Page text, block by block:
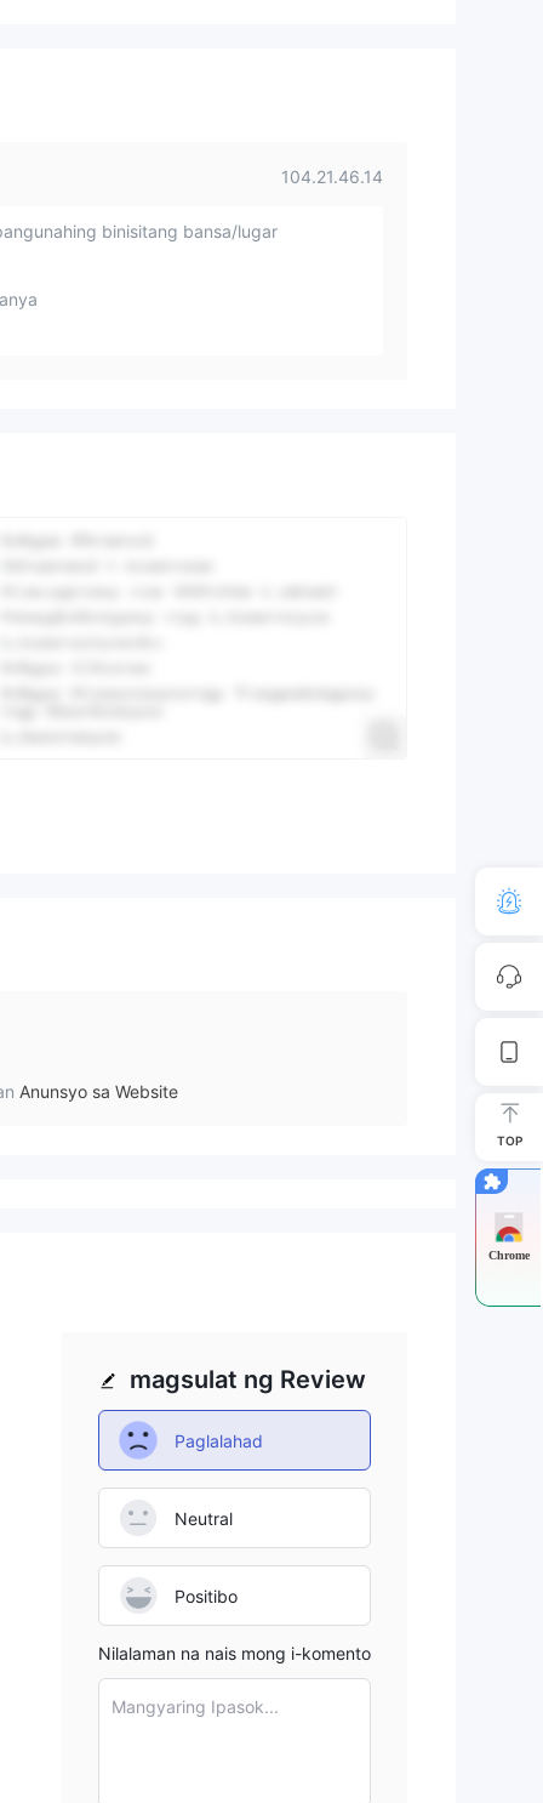
104.21.46.14
binisitang bansa/lugar
Anunsyo sa Website
magsulat ng Review
Paglalahad
Neutral
Positibo
Nilalaman na nais mong i-komento
Mangyaring Ipasok...
TOP
Chrome